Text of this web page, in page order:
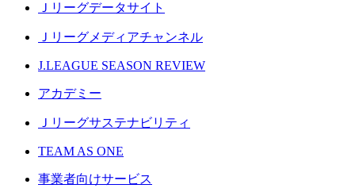
Ｊリーグデータサイト
Ｊリーグメディアチャンネル
J.LEAGUE SEASON REVIEW
アカデミー
Ｊリーグサステナビリティ
TEAM AS ONE
事業者向けサービス